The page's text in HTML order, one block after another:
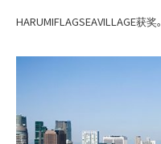
HARUMIFLAGSEAVILLAGE获奖。